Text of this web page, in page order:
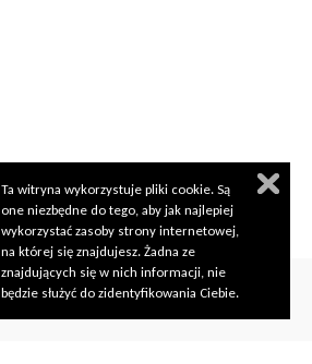
Ta witryna wykorzystuje pliki cookie. Są
one niezbędne do tego, aby jak najlepiej
wykorzystać zasoby strony internetowej,
na której się znajdujesz. Żadna ze
znajdujących się w nich informacji, nie
będzie służyć do zidentyfikowania Ciebie.